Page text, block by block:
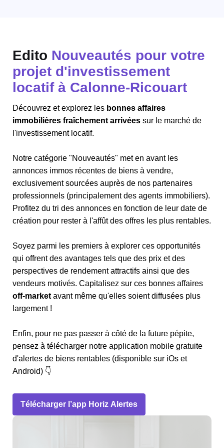
Edito Nouveautés pour votre
projet d'investissement
locatif à Calonne-Ricouart
Découvrez et explorez les bonnes affaires
immobilières fraîchement arrivées sur le marché de
l'investissement locatif.
Notre catégorie "Nouveautés" met en avant les
annonces immos récentes de biens à vendre,
exclusivement sourcées auprès de nos partenaires
professionnels (principalement des agents immobiliers).
Profitez du tri des annonces en fonction de leur date de
création pour rester à l'affût des offres les plus rentables.
Soyez parmi les premiers à explorer ces opportunités
qui offrent des avantages tels que des prix et des
perspectives de rendement attractifs ainsi que des
vendeurs motivés. Capitalisez sur ces bonnes affaires
off-market avant même qu'elles soient diffusées plus
largement !
Enfin, pour ne pas passer à côté de la future pépite,
pensez à télécharger notre application mobile gratuite
d'alertes de biens rentables (disponible sur iOs et
Android) 👇
Télécharger l’app Horiz Alertes